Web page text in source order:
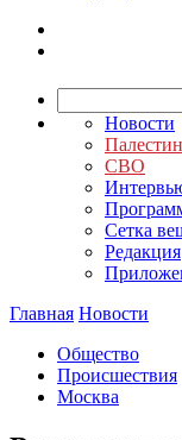
Новости
СВО
Сетка
Редакция
Главная Новости
Общество
Происшествия
Москва